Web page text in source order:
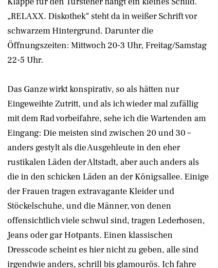
„RELAXX. Diskothek“ steht da in weißer Schrift vor
schwarzem Hintergrund. Darunter die
Öffnungszeiten: Mittwoch 20-3 Uhr, Freitag/Samstag
22-5 Uhr.
Das Ganze wirkt konspirativ, so als hätten nur
Eingeweihte Zutritt, und als ich wieder mal zufällig
mit dem Rad vorbeifahre, sehe ich die Wartenden am
Eingang: Die meisten sind zwischen 20 und 30 –
anders gestylt als die Ausgehleute in den eher
rustikalen Läden der Altstadt, aber auch anders als
die in den schicken Läden an der Königsallee. Einige
der Frauen tragen extravagante Kleider und
Stöckelschuhe, und die Männer, von denen
offensichtlich viele schwul sind, tragen Lederhosen,
Jeans oder gar Hotpants. Einen klassischen
Dresscode scheint es hier nicht zu geben, alle sind
irgendwie anders, schrill bis glamourös. Ich fahre